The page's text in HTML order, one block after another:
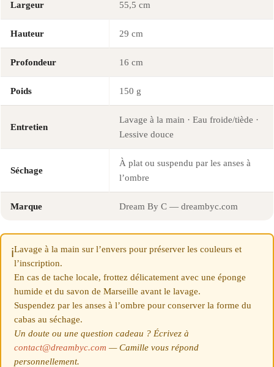
Largeur 55,5 cm
Hauteur 29 cm
Profondeur 16 cm
Poids 150 g
Entretien
Lavage à la main · Eau froide/tiède ·
Lessive douce
Séchage
À plat ou suspendu par les anses à
l’ombre
Marque Dream By C — dreambyc.com
ℹ️Lavage à la main sur l’envers pour préserver les couleurs et
l’inscription.
En cas de tache locale, frottez délicatement avec une éponge
humide et du savon de Marseille avant le lavage.
Suspendez par les anses à l’ombre pour conserver la forme du
cabas au séchage.
Un doute ou une question cadeau ? Écrivez à
contact@dreambyc.com — Camille vous répond
personnellement.